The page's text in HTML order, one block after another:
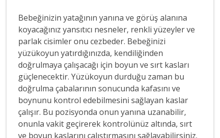
Bebeğinizin yatağının yanına ve görüş alanına
koyacağınız yansıtıcı nesneler, renkli yüzeyler ve
parlak cisimler onu cezbeder. Bebeğinizi
yüzükoyun yatırdığınızda, kendiliğinden
doğrulmaya çalışacağı için boyun ve sırt kasları
güçlenecektir. Yüzükoyun durduğu zaman bu
doğrulma çabalarının sonucunda kafasını ve
boynunu kontrol edebilmesini sağlayan kaslar
çalışır. Bu pozisyonda onun yanına uzanabilir,
onunla vakit geçirerek kontrolünüz altında, sırt
ve boyun kaslarını çalıştırmasını sağlayabilirsiniz.